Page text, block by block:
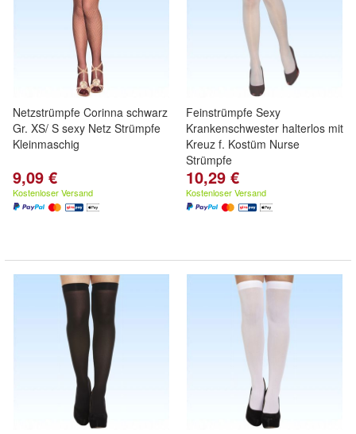
Netzstrümpfe Corinna schwarz
Gr. XS/ S sexy Netz Strümpfe
Kleinmaschig
9,09 €
Kostenloser Versand
Feinstrümpfe Sexy
Krankenschwester halterlos mit
Kreuz f. Kostüm Nurse
Strümpfe
10,29 €
Kostenloser Versand